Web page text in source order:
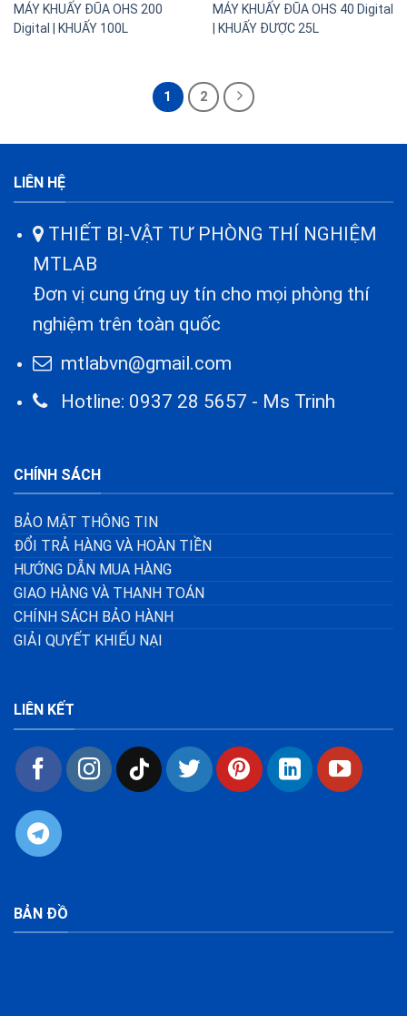
MÁY KHUẤY ĐŨA OHS 200
Digital | KHUẤY 100L
MÁY KHUẤY ĐŨA OHS 40 Digital
| KHUẤY ĐƯỢC 25L
1 2
LIÊN HỆ
THIẾT BỊ-VẬT TƯ PHÒNG THÍ NGHIỆM
MTLAB
Đơn vị cung ứng uy tín cho mọi phòng thí
nghiệm trên toàn quốc
mtlabvn@gmail.com
Hotline: 0937 28 5657 - Ms Trinh
CHÍNH SÁCH
BẢO MẬT THÔNG TIN
ĐỔI TRẢ HÀNG VÀ HOÀN TIỀN
HƯỚNG DẪN MUA HÀNG
GIAO HÀNG VÀ THANH TOÁN
CHÍNH SÁCH BẢO HÀNH
GIẢI QUYẾT KHIẾU NẠI
LIÊN KẾT
BẢN ĐỒ